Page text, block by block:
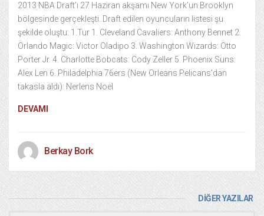
2013 NBA Draft’ı 27 Haziran akşamı New York’un Brooklyn
bölgesinde gerçekleşti. Draft edilen oyuncuların listesi şu
şekilde oluştu: 1.Tur 1. Cleveland Cavaliers: Anthony Bennet 2.
Orlando Magic: Victor Oladipo 3. Washington Wizards: Otto
Porter Jr. 4. Charlotte Bobcats: Cody Zeller 5. Phoenix Suns:
Alex Len 6. Philadelphia 76ers (New Orleans Pelicans’dan
takasla aldı): Nerlens Noel
DEVAMI
Berkay Bork
DİĞER YAZILAR